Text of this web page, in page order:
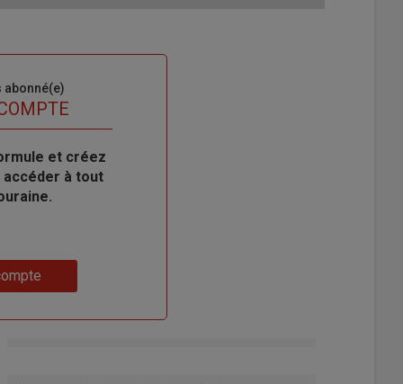
abonné(e)
et créez
à tout